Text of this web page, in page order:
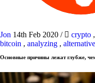
Jon 14th Feb 2020 / crypto ,
bitcoin , analyzing , alternative
Основные причины лежат глубже,